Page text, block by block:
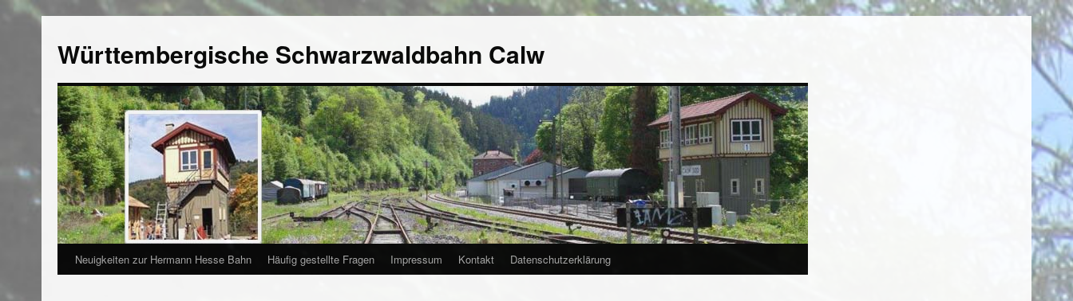
Württembergische Schwarzwaldbahn Calw
Neuigkeiten zur Hermann Hesse Bahn Häufig gestellte Fragen Impressum Kontakt Datenschutzerklärung